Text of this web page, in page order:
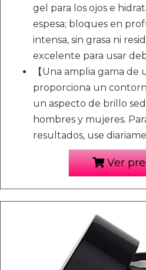
gel para los ojos e
espesa; bloques en
intensa, sin grasa ni
excelente para usar
【Una amplia gama de
proporciona un
un aspecto de brillo
hombres y mujeres.
resultados, use
Ver